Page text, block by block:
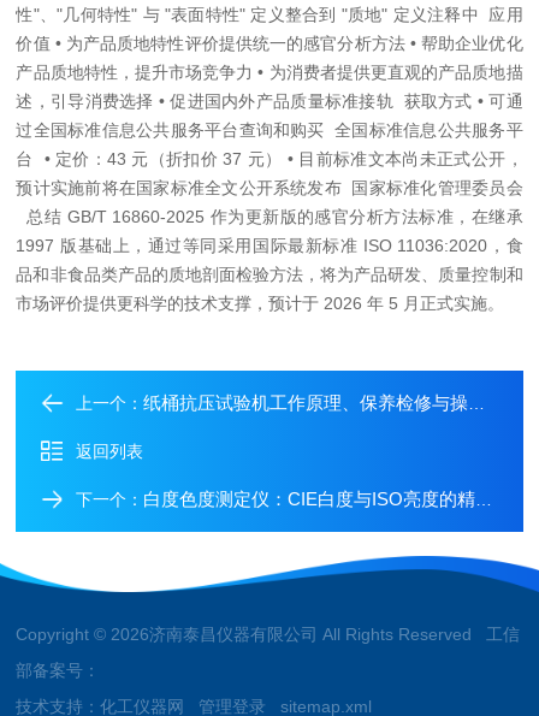
性"、"几何特性" 与 "表面特性" 定义整合到 "质地" 定义注释中 应用
价值 • 为产品质地特性评价提供统一的感官分析方法 • 帮助企业优化
产品质地特性，提升市场竞争力 • 为消费者提供更直观的产品质地描
述，引导消费选择 • 促进国内外产品质量标准接轨 获取方式 • 可通
过全国标准信息公共服务平台查询和购买 全国标准信息公共服务平
台 • 定价：43 元（折扣价 37 元） • 目前标准文本尚未正式公开，
预计实施前将在国家标准全文公开系统发布 国家标准化管理委员会
总结 GB/T 16860-2025 作为更新版的感官分析方法标准，在继承
1997 版基础上，通过等同采用国际最新标准 ISO 11036:2020，食
品和非食品类产品的质地剖面检验方法，将为产品研发、质量控制和
市场评价提供更科学的技术支撑，预计于 2026 年 5 月正式实施。
上一个：纸桶抗压试验机工作原理、保养检修与操作注意事项
返回列表
下一个： 白度色度测定仪：CIE白度与ISO亮度的精准量化指南
Copyright © 2026济南泰昌仪器有限公司 All Rights Reserved 工信
部备案号：
技术支持：化工仪器网 管理登录 sitemap.xml